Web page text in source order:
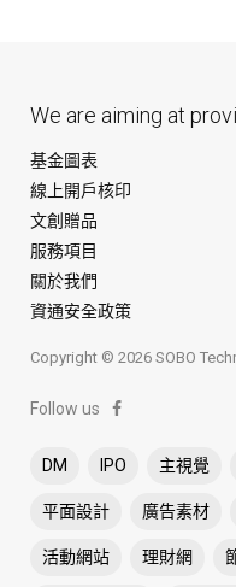
We are aiming at
基金圖表
線上開戶核印
文創贈品
服務項目
關於我們
資通安全政策
Copyright © 2026 SOBO
Follow us
DM IPO 主視覺
平面設計 廣告素材
活動網站 理財網